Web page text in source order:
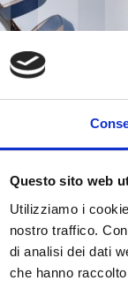
Questo sito web
Utilizziamo i
nostro traffico.
di analisi dei dati
che hanno
corso ICT